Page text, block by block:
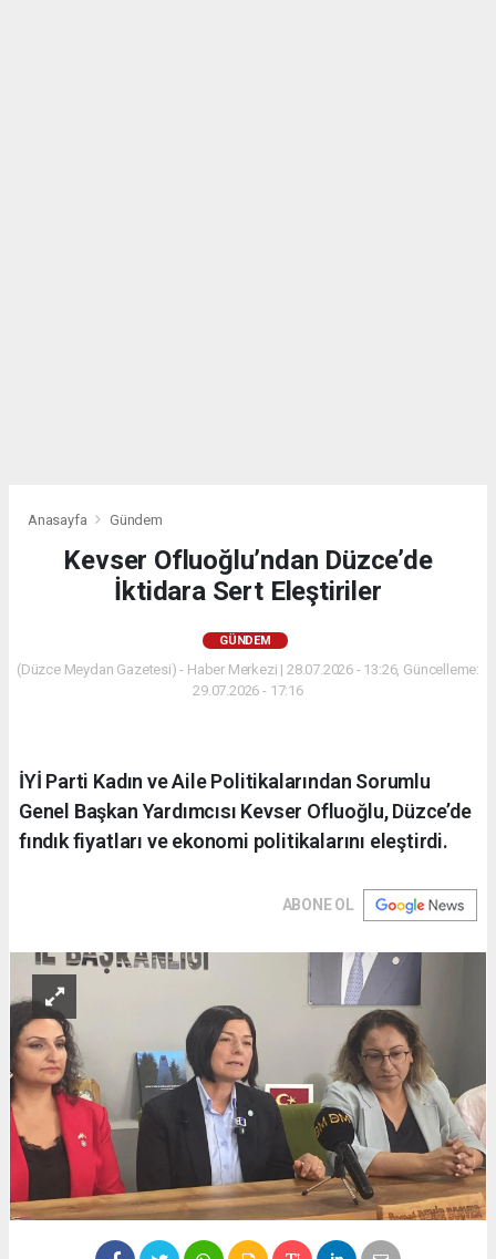
Anasayfa Gündem
Kevser Ofluoğlu’ndan Düzce’de
İktidara Sert Eleştiriler
GÜNDEM
(Düzce Meydan Gazetesi) - Haber Merkezi | 28.07.2026 - 13:26, Güncelleme:
29.07.2026 - 17:16
İYİ Parti Kadın ve Aile Politikalarından Sorumlu
Genel Başkan Yardımcısı Kevser Ofluoğlu, Düzce’de
fındık fiyatları ve ekonomi politikalarını eleştirdi.
ABONE OL